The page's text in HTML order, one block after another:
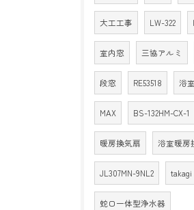
大工工事 LW-322
室内窓 三協アルミ
段窓 RE53518 浴
MAX BS-132HM-CX-1
暖房換気扇 浴室暖房
JL307MN-9NL2 takagi
蛇口一体型浄水器